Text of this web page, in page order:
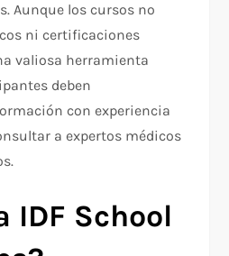
Aunque los cursos no
ni certificaciones
valiosa herramienta
deben
con experiencia
a expertos médicos
IDF School